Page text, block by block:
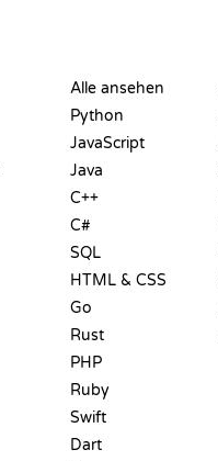
Alle ansehen
Python
JavaScript
Java
C++
C#
SQL
HTML & CSS
Go
Rust
PHP
Ruby
Swift
Dart